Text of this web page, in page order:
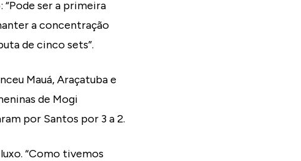
ser a primeira
a concentração
de cinco sets”.
Mauá, Araçatuba e
de Mogi
por Santos por 3 a 2.
“Como tivemos